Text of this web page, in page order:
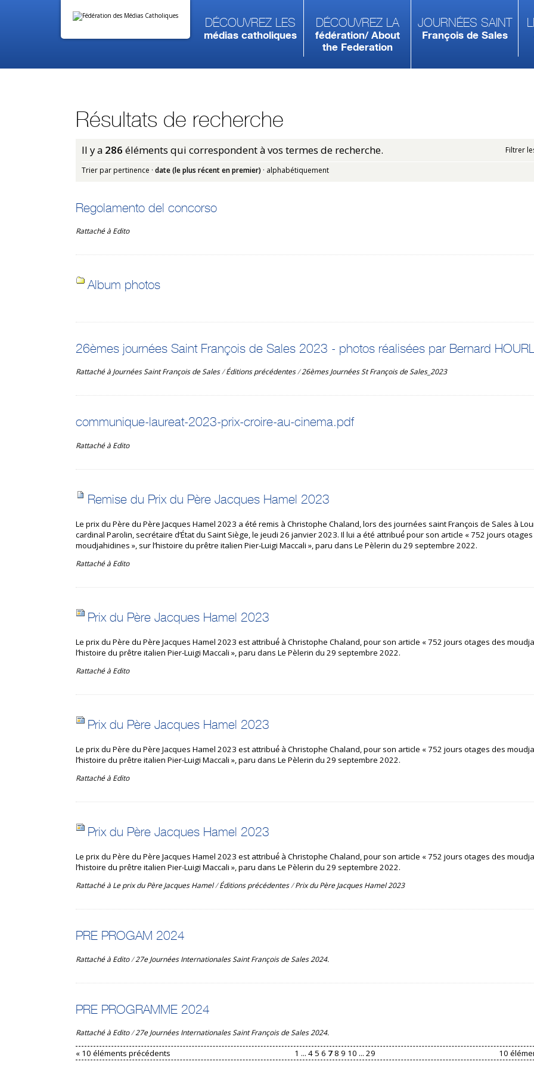
contenu.
Aller
personnels
Découvrez les
médias catholiques
Découvrez la
fédération/ About
the Federation
Journées Saint
François de Sales
Résultats de recherche
Il y a 286 éléments qui correspondent à vos termes de recherche.
Filtrer
Trier par pertinence · date (le plus récent en premier) · alphabétiquement
Regolamento del concorso
Rattaché à Edito
Album photos
26èmes journées Saint François de Sales 2023 - photos réalisées par Bernard
Rattaché à Journées Saint François de Sales/Éditions précédentes/26èmes Journées St François de Sales_2023
communique-laureat-2023-prix-croire-au-cinema.pdf
Rattaché à Edito
Remise du Prix du Père Jacques Hamel 2023
Le prix du Père du Père Jacques Hamel 2023 a été remis à Christophe Chaland, lors des journées saint François de Sales à
cardinal Parolin, secrétaire d’État du Saint Siège, le jeudi 26 janvier 2023. Il lui a été attribué́ pour son article « 752 jours
moudjahidines », sur l’histoire du prêtre italien Pier-Luigi Maccali », paru dans Le Pèlerin du 29 septembre 2022.
Rattaché à Edito
Prix du Père Jacques Hamel 2023
Le prix du Père du Père Jacques Hamel 2023 est attribué́ à Christophe Chaland, pour son article « 752 jours otages des
l’histoire du prêtre italien Pier-Luigi Maccali », paru dans Le Pèlerin du 29 septembre 2022.
Rattaché à Edito
Prix du Père Jacques Hamel 2023
Le prix du Père du Père Jacques Hamel 2023 est attribué́ à Christophe Chaland, pour son article « 752 jours otages des
l’histoire du prêtre italien Pier-Luigi Maccali », paru dans Le Pèlerin du 29 septembre 2022.
Rattaché à Edito
Prix du Père Jacques Hamel 2023
Le prix du Père du Père Jacques Hamel 2023 est attribué́ à Christophe Chaland, pour son article « 752 jours otages des
l’histoire du prêtre italien Pier-Luigi Maccali », paru dans Le Pèlerin du 29 septembre 2022.
Rattaché à Le prix du Père Jacques Hamel/Éditions précédentes/Prix du Père Jacques Hamel 2023
PRE PROGAM 2024
Rattaché à Edito/27e Journées Internationales Saint François de Sales 2024.
PRE PROGRAMME 2024
Rattaché à Edito/27e Journées Internationales Saint François de Sales 2024.
« 10 éléments précédents 10
1 ... 4 5 6 7 8 9 10 ... 29